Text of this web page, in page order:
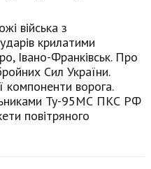
війська з
крилатими
Івано-Франківськ. Про
Сил України.
компоненти ворога.
Ту-95МС ПКС РФ
повітряного